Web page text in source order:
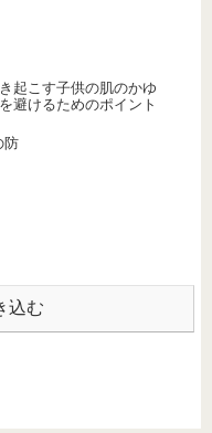
起こす子供の肌のかゆ
避けるためのポイント
防
込む